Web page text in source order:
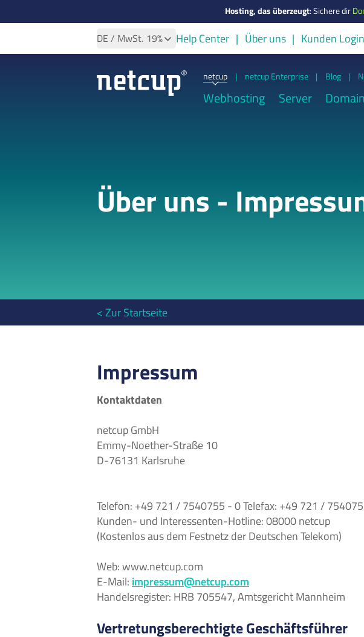
Hosting, das überzeugt:Sichere dir
DE / MwSt. 19% Help Center Über uns Kunden Login
netcup | netcup Enterprise | Blog |
Webhosting Server
Über uns -
< Zur Startseite
Impressum
Kontaktdaten
netcup GmbH
Emmy-Noether-Straße 10
D-76131 Karlsruhe
Telefon: +49 721 / 7540755 - 0 Telefax: +49 721 /
Kunden- und Interessenten-Hotline: 08000 netcup
(Kostenlos aus dem Festnetz der Deutschen Telekom)
Web: www.netcup.com
E-Mail: impressum@netcup.com
Handelsregister: HRB 705547, Amtsgericht Mannheim
Vertretungsberechtigte Geschäftsführer